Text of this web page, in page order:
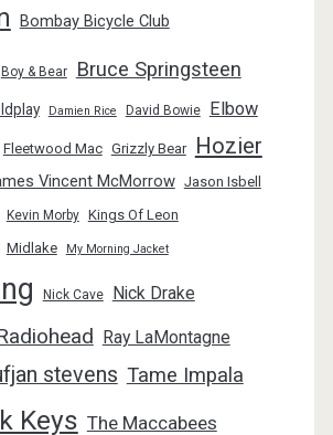
Bombay Bicycle Club
Boy & Bear Bruce Springsteen
Damien Rice David Bowie Elbow
Fleetwood Mac Grizzly Bear Hozier
Vincent McMorrow Jason Isbell
Kevin Morby Kings Of Leon
Midlake My Morning Jacket
Nick Cave Nick Drake
Ray LaMontagne
stevens Tame Impala
Keys The Maccabees